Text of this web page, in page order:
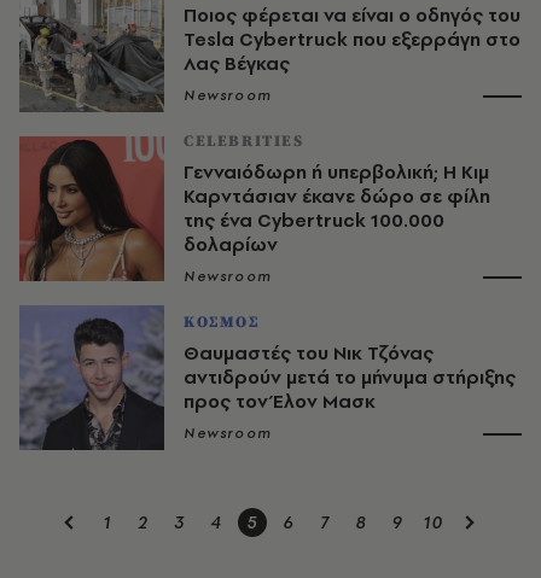
Ποιος φέρεται να είναι ο οδηγός του
Tesla Cybertruck που εξερράγη στο
Λας Βέγκας
Newsroom
CELEBRITIES
Γενναιόδωρη ή υπερβολική; Η Κιμ
Καρντάσιαν έκανε δώρο σε φίλη
της ένα Cybertruck 100.000
δολαρίων
Newsroom
ΚΟΣΜΟΣ
Θαυμαστές του Νικ Τζόνας
αντιδρούν μετά το μήνυμα στήριξης
προς τον Έλον Μασκ
Newsroom
1 2 3 4 5 6 7 8 9 10